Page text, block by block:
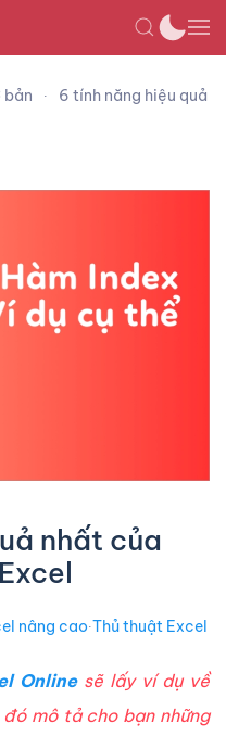
bản
6 tính năng hiệu quả
nhất của
nâng cao∙Thủ thuật Excel
Onlinesẽ lấy ví dụ về
mô tả cho bạn những